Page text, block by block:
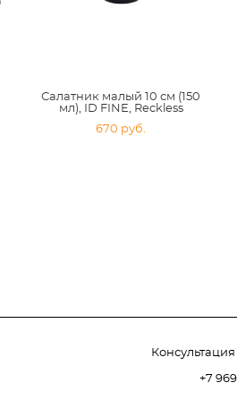
Салатник малый 10 см (150
мл), ID FINE, Reckless
670 pуб.
+7 969